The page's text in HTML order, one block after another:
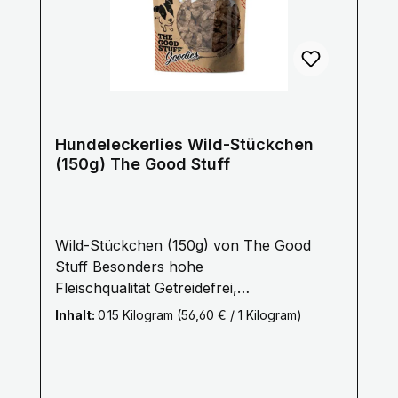
einstellbar von 100 cm bis 160 cm
Hundeleckerlies Wild-Stückchen
(150g) The Good Stuff
Wild-Stückchen (150g) von The Good
Stuff Besonders hohe
Fleischqualität Getreidefrei,
Zuckerfrei Ohne künstliche Aromen,
Inhalt: 0.15 Kilogram (56,60 € / 1 Kilogram)